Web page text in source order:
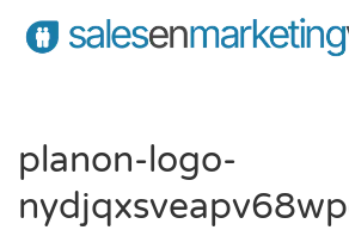
planon-logo-